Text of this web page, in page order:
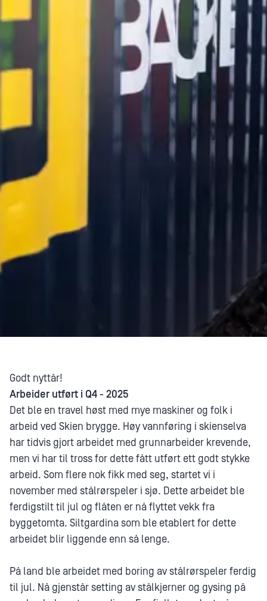
Godt nyttår!
Arbeider utført i Q4 - 2025
Det ble en travel høst med mye maskiner og folk i
arbeid ved Skien brygge. Høy vannføring i skienselva
har tidvis gjort arbeidet med grunnarbeider krevende,
men vi har til tross for dette fått utført ett godt stykke
arbeid. Som flere nok fikk med seg, startet vi i
november med stålrørspeler i sjø. Dette arbeidet ble
ferdigstilt til jul og flåten er nå flyttet vekk fra
byggetomta. Siltgardina som ble etablert for dette
arbeidet blir liggende enn så lenge.
På land ble arbeidet med boring av stålrørspeler ferdig
til jul. Nå gjenstår setting av stålkjerner og gysing på